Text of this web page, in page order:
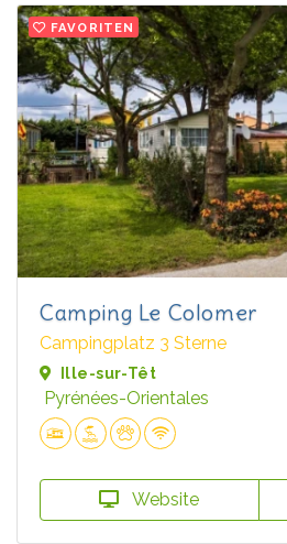
FAVORITEN
Camping Le Colomer
Campingplatz 3 Sterne
Ille-sur-Têt
Pyrénées-Orientales
Website